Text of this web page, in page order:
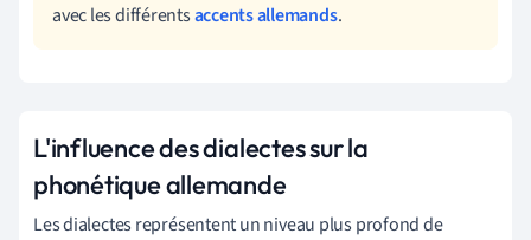
avec les différentsaccents allemands.
L'influence des dialectes sur la
phonétique allemande
Les dialectes représentent un niveau plus profond de